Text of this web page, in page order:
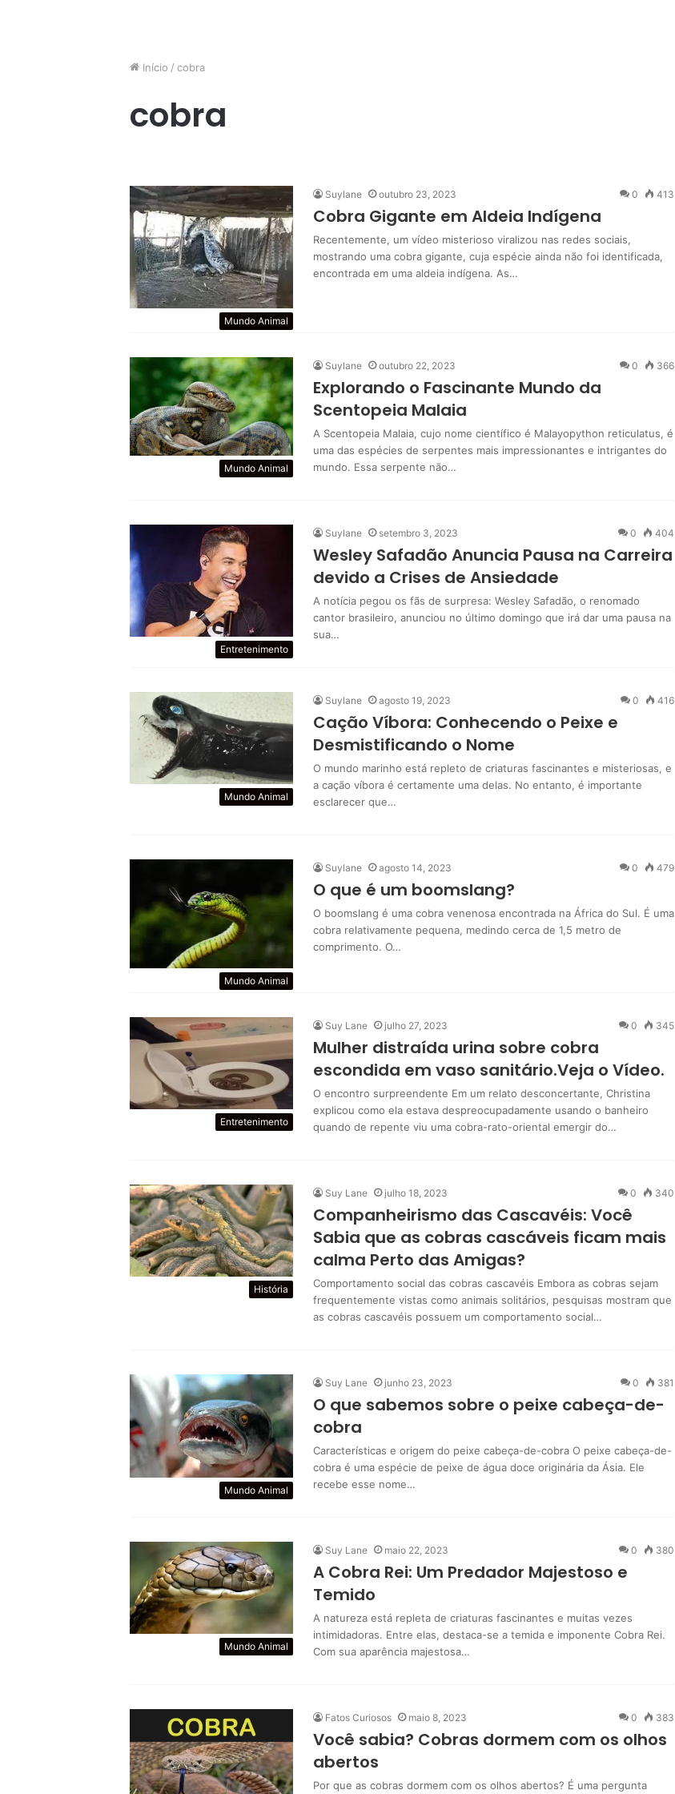
Início / cobra
cobra
Mundo Animal
Suylane outubro 23, 2023 0 413
Cobra Gigante em Aldeia Indígena
Recentemente, um vídeo misterioso viralizou nas redes sociais,
mostrando uma cobra gigante, cuja espécie ainda não foi identificada,
encontrada em uma aldeia indígena. As…
Mundo Animal
Suylane outubro 22, 2023 0 366
Explorando o Fascinante Mundo da
Scentopeia Malaia
A Scentopeia Malaia, cujo nome científico é Malayopython reticulatus, é
uma das espécies de serpentes mais impressionantes e intrigantes do
mundo. Essa serpente não…
Entretenimento
Suylane setembro 3, 2023 0 404
Wesley Safadão Anuncia Pausa na Carreira
devido a Crises de Ansiedade
A notícia pegou os fãs de surpresa: Wesley Safadão, o renomado
cantor brasileiro, anunciou no último domingo que irá dar uma pausa na
sua…
Mundo Animal
Suylane agosto 19, 2023 0 416
Cação Víbora: Conhecendo o Peixe e
Desmistificando o Nome
O mundo marinho está repleto de criaturas fascinantes e misteriosas, e
a cação víbora é certamente uma delas. No entanto, é importante
esclarecer que…
Mundo Animal
Suylane agosto 14, 2023 0 479
O que é um boomslang?
O boomslang é uma cobra venenosa encontrada na África do Sul. É uma
cobra relativamente pequena, medindo cerca de 1,5 metro de
comprimento. O…
Entretenimento
Suy Lane julho 27, 2023 0 345
Mulher distraída urina sobre cobra
escondida em vaso sanitário.Veja o Vídeo.
O encontro surpreendente Em um relato desconcertante, Christina
explicou como ela estava despreocupadamente usando o banheiro
quando de repente viu uma cobra-rato-oriental emergir do…
História
Suy Lane julho 18, 2023 0 340
Companheirismo das Cascavéis: Você
Sabia que as cobras cascáveis ficam mais
calma Perto das Amigas?
Comportamento social das cobras cascavéis Embora as cobras sejam
frequentemente vistas como animais solitários, pesquisas mostram que
as cobras cascavéis possuem um comportamento social…
Mundo Animal
Suy Lane junho 23, 2023 0 381
O que sabemos sobre o peixe cabeça-de-
cobra
Características e origem do peixe cabeça-de-cobra O peixe cabeça-de-
cobra é uma espécie de peixe de água doce originária da Ásia. Ele
recebe esse nome…
Mundo Animal
Suy Lane maio 22, 2023 0 380
A Cobra Rei: Um Predador Majestoso e
Temido
A natureza está repleta de criaturas fascinantes e muitas vezes
intimidadoras. Entre elas, destaca-se a temida e imponente Cobra Rei.
Com sua aparência majestosa…
Fatos Curiosos maio 8, 2023 0 383
Você sabia? Cobras dormem com os olhos
abertos
Por que as cobras dormem com os olhos abertos? É uma pergunta